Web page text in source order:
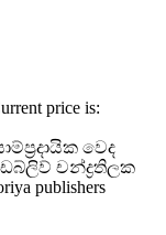
price is:
වෙද
චන්ද්‍රතිලක
publishers